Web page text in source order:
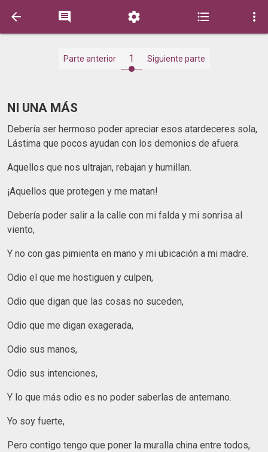
    
Parte anterior 1 Siguiente parte
NI UNA MÁS
Debería ser hermoso poder apreciar esos atardeceres sola,
Lástima que pocos ayudan con los demonios de afuera.
Aquellos que nos ultrajan, rebajan y humillan.
¡Aquellos que protegen y me matan!
Debería poder salir a la calle con mi falda y mi sonrisa al
viento,
Y no con gas pimienta en mano y mi ubicación a mi madre.
Odio el que me hostiguen y culpen,
Odio que digan que las cosas no suceden,
Odio que me digan exagerada,
Odio sus manos,
Odio sus intenciones,
Y lo que más odio es no poder saberlas de antemano.
Yo soy fuerte,
Pero contigo tengo que poner la muralla china entre todos,